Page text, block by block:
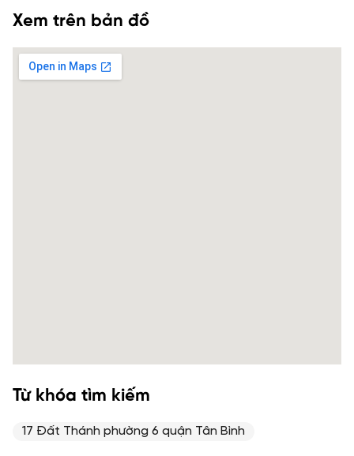
Xem trên bản đồ
Từ khóa tìm kiếm
17 Đất Thánh phường 6 quận Tân Bình